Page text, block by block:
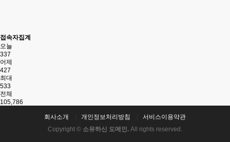
접속자집계
오늘
337
어제
427
최대
533
전체
105,786
회사소개 개인정보처리방침
서비스이용약관
Copyright © 소유하신 도메인. All rights reserved.